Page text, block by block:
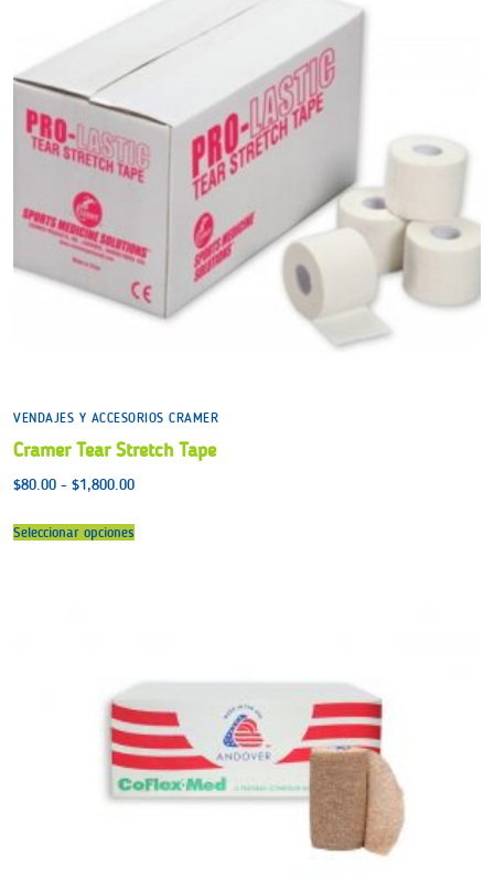
VENDAJES Y ACCESORIOS CRAMER
Cramer Tear Stretch Tape
$80.00 - $1,800.00Rango
desde
$80.00
Seleccionar opciones